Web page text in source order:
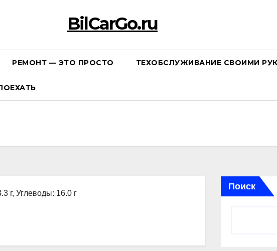
BilCarGo.ru
РЕМОНТ — ЭТО ПРОСТО ТЕХОБСЛУЖИВАНИЕ СВОИМИ
г, Углеводы: 16.0 г
Поиск